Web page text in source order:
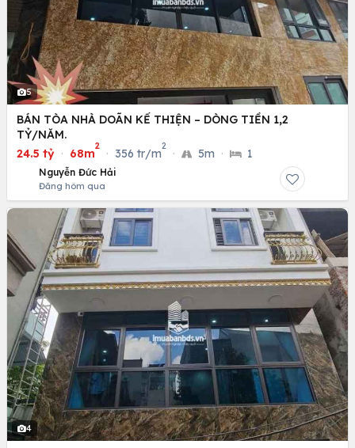
5
BÁN TÒA NHÀ DOÃN KẾ THIỆN – DÒNG TIỀN 1,2
TỶ/NĂM.
24.5 tỷ · 68m
2
· 356 tr/m
2
· 5m · 1
Nguyễn Đức Hải
Đăng hôm qua
4